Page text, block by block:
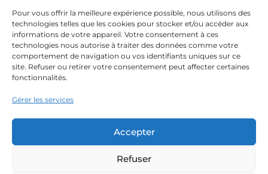
Pour vous offrir la meilleure expérience possible, nous utilisons des
technologies telles que les cookies pour stocker et/ou accéder aux
informations de votre appareil. Votre consentement à ces
technologies nous autorise à traiter des données comme votre
comportement de navigation ou vos identifiants uniques sur ce
site. Refuser ou retirer votre consentement peut affecter certaines
fonctionnalités.
Gérer les services
Accepter
Refuser